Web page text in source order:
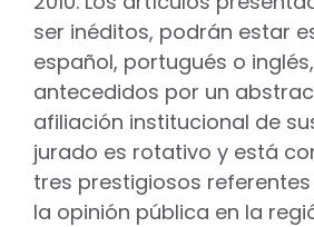
ser inéditos, podrán estar
español, portugués o
antecedidos por un
afiliación institucional de
jurado es rotativo y está
tres prestigiosos
la opinión pública en la